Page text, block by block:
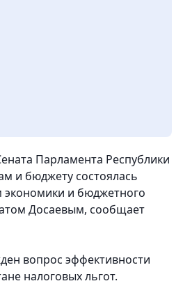
Парламента Республики
и бюджету состоялась
экономики и бюджетного
Досаевым, сообщает
вопрос эффективности
налоговых льгот.